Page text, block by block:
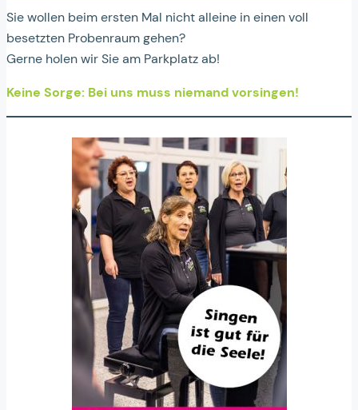
Sie wollen beim ersten Mal nicht alleine in einen voll
besetzten Probenraum gehen?
Gerne holen wir Sie am Parkplatz ab!
Keine Sorge: Bei uns muss niemand vorsingen!